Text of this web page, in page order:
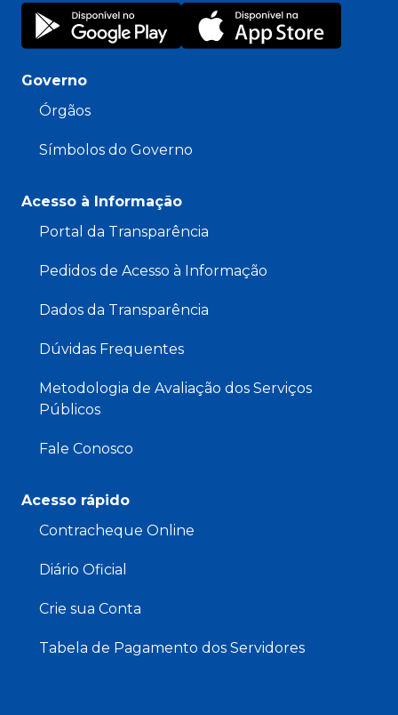
Governo
Órgãos
Símbolos do Governo
Acesso à Informação
Portal da Transparência
Pedidos de Acesso à Informação
Dados da Transparência
Dúvidas Frequentes
Metodologia de Avaliação dos Serviços
Públicos
Fale Conosco
Acesso rápido
Contracheque Online
Diário Oficial
Crie sua Conta
Tabela de Pagamento dos Servidores